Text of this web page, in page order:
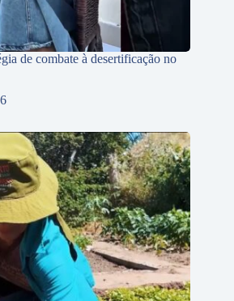
de combate à desertificação no